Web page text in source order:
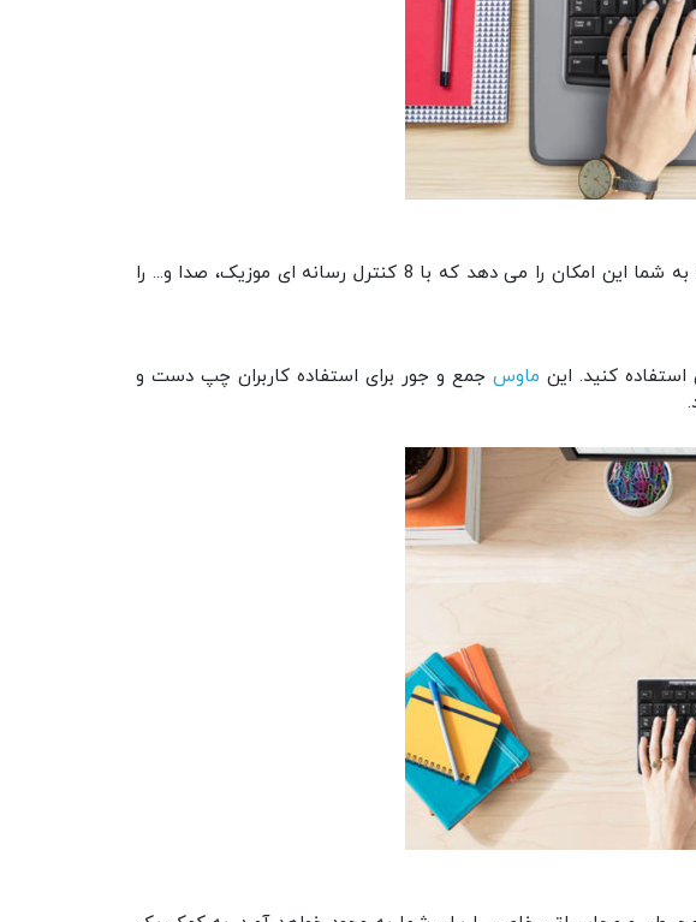
قسمت صفحه کلید این باندل در اندازه کامل تولید شده و با دسترسی آسان به کلید های کنترل رسانه به شما این امکان را می دهد که با 8 کنترل رسانه ای موزیک، صدا و... را
کنید. این ماوسجمع و جور برای استفاده کاربران چپ دست و